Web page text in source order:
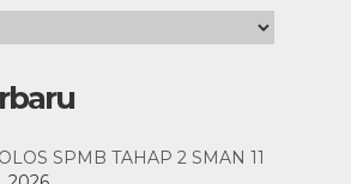
SPMB TAHAP 2 SMAN 11